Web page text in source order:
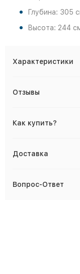
Глубина: 305
Высота: 244
Характеристики
Отзывы
Как купить?
Доставка
Вопрос-Ответ